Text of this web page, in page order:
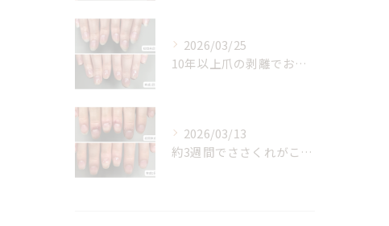
2026/03/25
10年以上爪の剥離でお悩みのお客様。
2026/03/13
約3週間でささくれがこんなに綺麗になりました✨